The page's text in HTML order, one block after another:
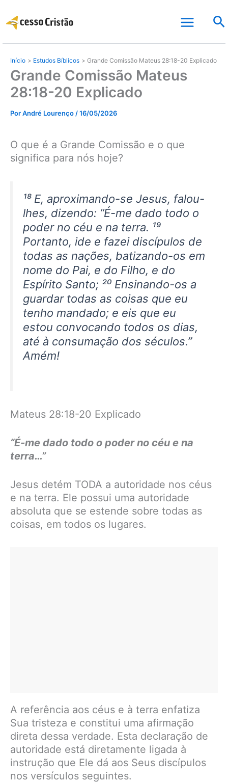
para
conteúdo
Início Estudos Bíblicos Grande Comissão Mateus 28:18-20 Explicado
Grande Comissão Mateus
28:18-20 Explicado
PorAndré Lourenço /16/05/2026
O que é a Grande Comissão e o que
significa para nós hoje?
¹⁸ E, aproximando-se Jesus, falou-
lhes, dizendo: “É-me dado todo o
poder no céu e na terra. ¹⁹
Portanto, ide e fazei discípulos de
todas as nações, batizando-os em
nome do Pai, e do Filho, e do
Espírito Santo; ²⁰ Ensinando-os a
guardar todas as coisas que eu
tenho mandado; e eis que eu
estou convocando todos os dias,
até à consumação dos séculos.” ​​
Amém!
Mateus 28:18-20 Explicado
“É-me dado todo o poder no céu e na
terra…”
Jesus detém TODA a autoridade nos céus
e na terra. Ele possui uma autoridade
absoluta que se estende sobre todas as
coisas, em todos os lugares.
A referência aos céus e à terra enfatiza
Sua tristeza e constitui uma afirmação
direta dessa verdade. Esta declaração de
autoridade está diretamente ligada à
instrução que Ele dá aos Seus discípulos
nos versículos seguintes.